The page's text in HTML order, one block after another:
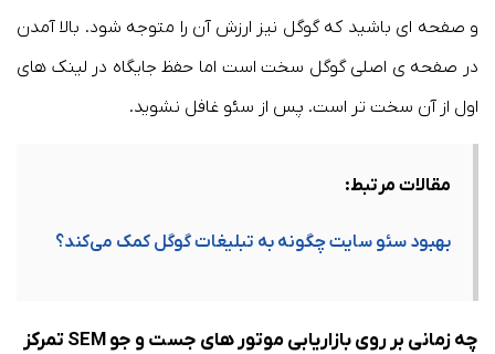
و صفحه ای باشید که گوگل نیز ارزش آن را متوجه شود. بالا آمدن
در صفحه ی اصلی گوگل سخت است اما حفظ جایگاه در لینک های
اول از آن سخت تر است. پس از سئو غافل نشوید.
مقالات مرتبط:
بهبود سئو سایت چگونه به تبلیغات گوگل کمک می‌کند؟
چه زمانی بر روی بازاریابی موتور های جست و جو SEM تمرکز